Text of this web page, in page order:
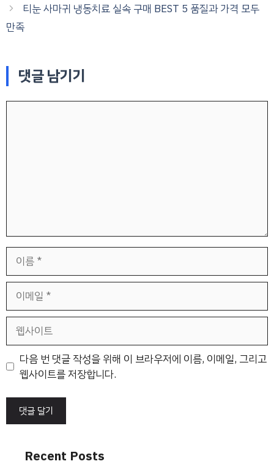
티눈 사마귀 냉동치료 실속 구매 BEST 5 품질과 가격 모두
만족
댓글 남기기
일
트
다음 번 댓글 작성을 위해 이 브라우저에 이름, 이메일, 그리고
웹사이트를 저장합니다.
Recent Posts